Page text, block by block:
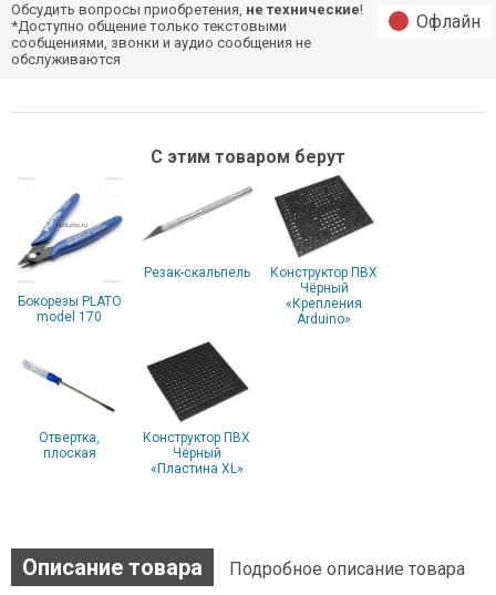
Обсудить вопросы приобретения, не технические!
*Доступно общение только текстовыми
сообщениями, звонки и аудио сообщения не
обслуживаются
Офлайн
С этим товаром берут
Бокорезы PLATO
model 170
Резак-скальпель
Конструктор ПВХ
Чёрный
«Крепления
Arduino»
Отвертка,
плоская
Конструктор ПВХ
Чёрный
«Пластина XL»
Описание товара Подробное описание товара